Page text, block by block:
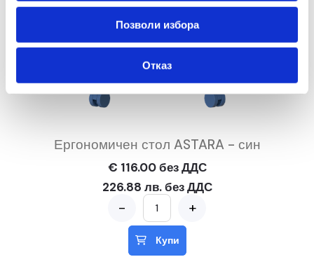
Позволи избора
Отказ
Ергономичен стол ASTARA - син
€ 116.00 без ДДС
226.88 лв. без ДДС
- +
Купи